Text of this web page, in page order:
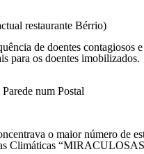
restaurante Bérrio)
de doentes
para os doentes imobilizados.
num Postal
o maior número de
Climáticas